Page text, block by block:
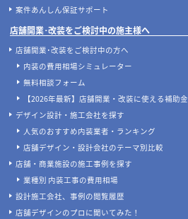
案件あんしん保証サポート
店舗開業･改装をご検討中の施主様へ
店舗開業･改装をご検討中の方へ
内装の費用相場シミュレーター
無料相談フォーム
【2026年最新】店舗開業・改装に使える補助金
デザイン設計・施工会社を探す
人気のおすすめ内装業者・ランキング
店舗デザイン・設計会社のテーマ別比較
店舗・商業施設の施工事例を探す
業種別 内装工事の費用相場
設計施工会社、事例の閲覧履歴
店舗デザインのプロに聞いてみた！